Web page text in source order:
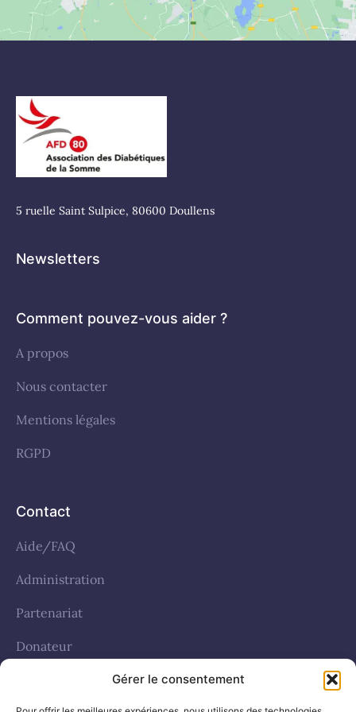
Gérer le consentement
5 ruelle Saint Sulpice, 80600 Doullens
Newsletters
Comment pouvez-vous aider ?
A propos
Nous contacter
Mentions légales
RGPD
Contact
Aide/FAQ
Administration
Partenariat
Donateur
Politique de cookies (UE)